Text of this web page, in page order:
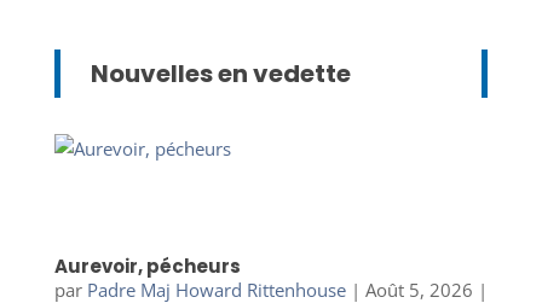
Nouvelles en vedette
Aurevoir, pécheurs
par Padre Maj Howard Rittenhouse| Août 5, 2026 |